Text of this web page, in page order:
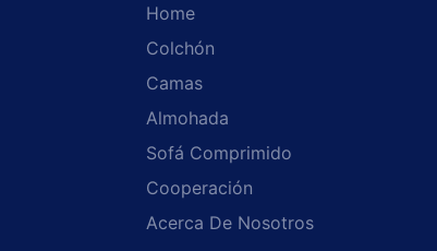
Home
Colchón
Camas
Almohada
Sofá Comprimido
Cooperación
Acerca De Nosotros